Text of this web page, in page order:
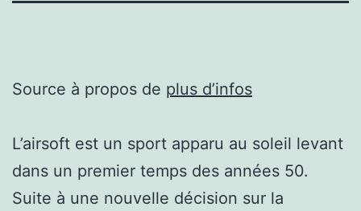
Source à propos de plus d’infos
L’airsoft est un sport apparu au soleil levant
dans un premier temps des années 50.
Suite à une nouvelle décision sur la